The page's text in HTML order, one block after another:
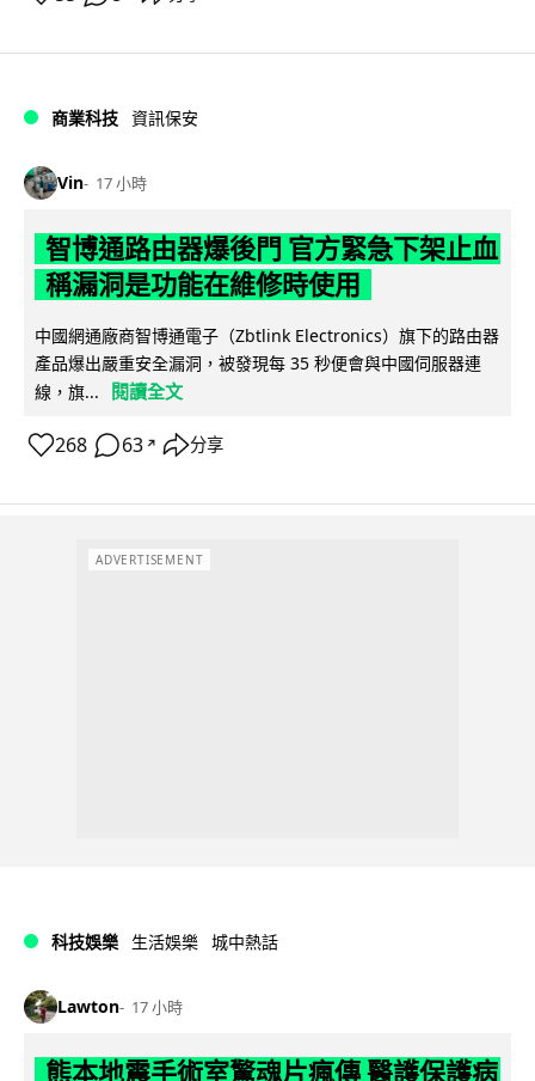
商業科技 資訊保安
Vin 17 小時
智博通路由器爆後門 官方緊急下架止血
稱漏洞是功能在維修時使用
中國網通廠商智博通電子（Zbtlink Electronics）旗下的路由器
產品爆出嚴重安全漏洞，被發現每 35 秒便會與中國伺服器連
線，旗...
閱讀全文
268 63 ↗ 分享
ADVERTISEMENT
科技娛樂 生活娛樂 城中熱話
Lawton 17 小時
熊本地震手術室驚魂片瘋傳 醫護保護病